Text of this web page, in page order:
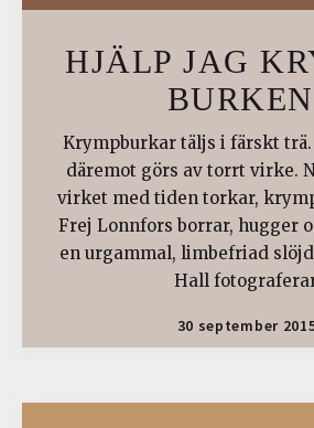
HJÄLP JAG
Krympburkar täljs i färskt
däremot görs av torrt virke.
virket med tiden torkar,
Frej Lonnfors borrar, hugger
en urgammal, limbefriad
Hall
30 september